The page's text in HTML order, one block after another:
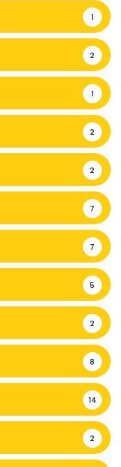
1
2
1
2
2
7
7
5
2
8
14
2